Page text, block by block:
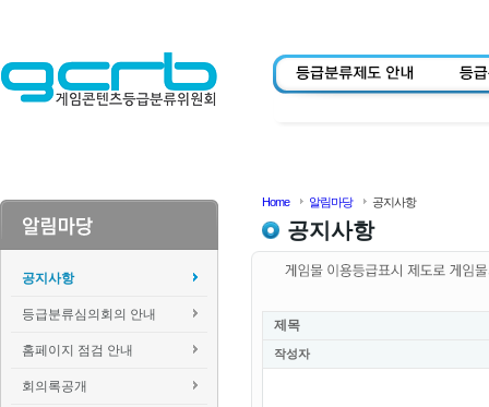
공지사항
등급분류심의회의 안내
홈페이지 점검 안내
회의록공개
Home 알림마당 공지사항
공지사항
제목
작성자